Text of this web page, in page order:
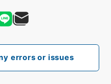
errors or issues